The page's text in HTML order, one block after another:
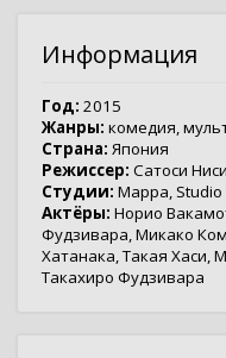
Информация
Год: 2015
Жанры: комедия,
Страна: Япония
Режиссер: Сатоси
Студии: Mappa,Studio
Актёры: Норио
Фудзивара,Микако
Хатанака,Такая Хаси,
Такахиро Фудзивара